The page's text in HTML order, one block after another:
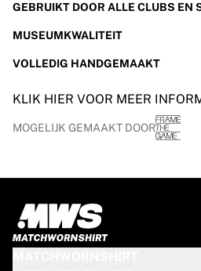
GEBRUIKT DOOR ALLE CLUBS EN
MUSEUMKWALITEIT
VOLLEDIG HANDGEMAAKT
KLIK HIER VOOR MEER
MOGELIJK GEMAAKT DOOR